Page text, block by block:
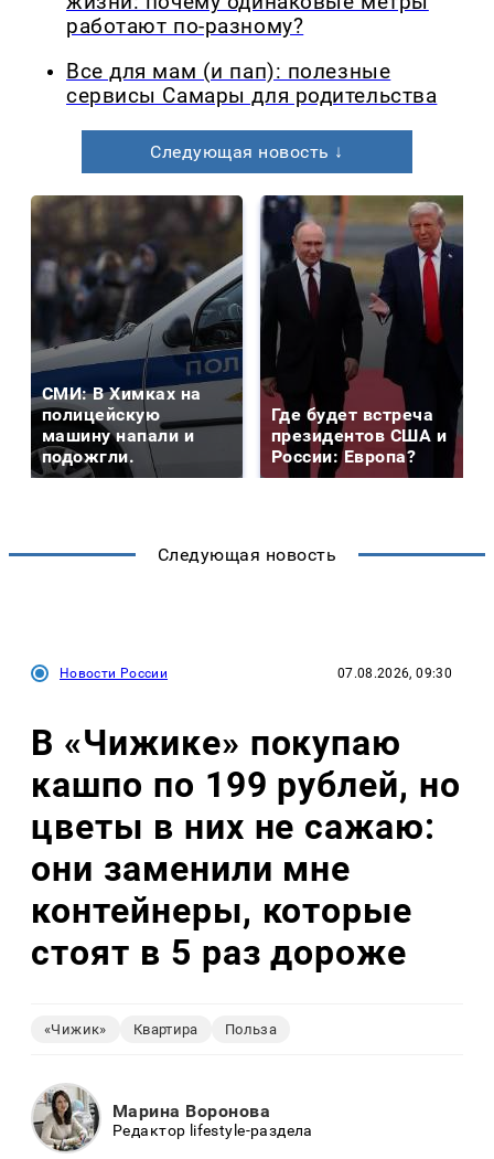
работают по-разному?
Все для мам (и пап): полезные
сервисы Самары для родительства
Следующая новость ↓
СМИ: В Химках на
полицейскую
машину напали и
подожгли.
Где будет встреча
президентов США и
России: Европа?
Следующая новость
Новости России 07.08.2026, 09:30
В «Чижике» покупаю
кашпо по 199 рублей, но
цветы в них не сажаю:
они заменили мне
контейнеры, которые
стоят в 5 раз дороже
«Чижик» Квартира Польза
Марина Воронова
Редактор lifestyle-раздела